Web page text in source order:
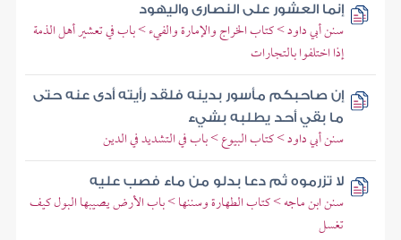
إنما العشور على النصارى واليهود
سنن أبي داود > كتاب الخراج والإمارة والفيء > باب في تعشير أهل الذمة
إذا اختلفوا بالتجارات
إن صاحبكم مأسور بدينه فلقد رأيته أدى عنه حتى
ما بقي أحد يطلبه بشيء
سنن أبي داود > كتاب البيوع > باب في التشديد في الدين
لا تزرموه ثم دعا بدلو من ماء فصب عليه
سنن ابن ماجه > كتاب الطهارة وسننها > باب الأرض يصيبها البول كيف
تغسل